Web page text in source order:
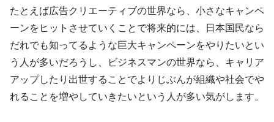
たとえば広告クリエーティブの世界なら、小さなキャンペ
ーンをヒットさせていくことで将来的には、日本国民なら
だれでも知ってるような巨大キャンペーンをやりたいとい
う人が多いだろうし、ビジネスマンの世界なら、キャリア
アップしたり出世することでよりじぶんが組織や社会でや
れることを増やしていきたいという人が多い気がします。